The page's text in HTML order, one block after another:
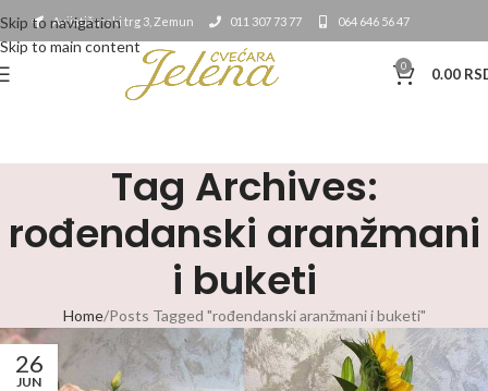
Skip to navigation
Skip to main content
Avijatičarski trg 3, Zemun 011 307 73 77 064 646 56 47
0 0.00
Tag Archives:
rođendanski aranžmani
i buketi
Home Posts Tagged "rođendanski aranžmani i buketi"
26
JUN